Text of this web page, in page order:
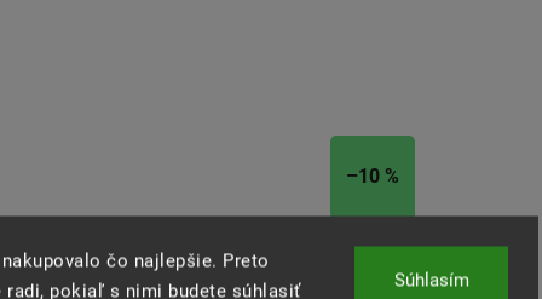
čo najlepšie. Preto
radi, pokiaľ s nimi budete súhlasiť
Súhlasím
–10 %